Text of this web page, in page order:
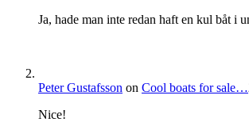
Ja, hade man inte redan haft en kul båt i
Peter Gustafsson on Cool boats for sale…
Nice!